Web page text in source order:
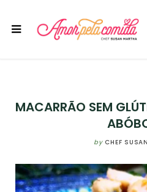
MACARRÃO SEM
by CHEF